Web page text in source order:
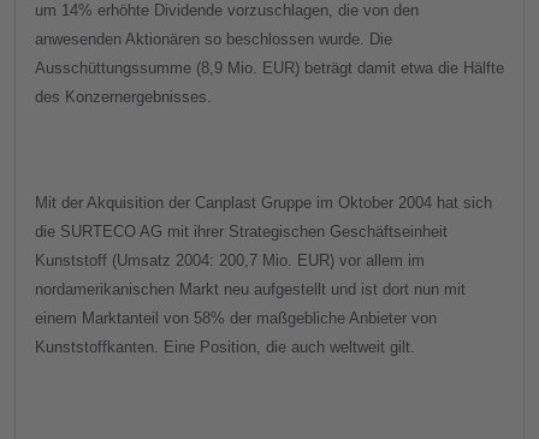
um 14% erhöhte Dividende vorzuschlagen, die von den
anwesenden Aktionären so beschlossen wurde. Die
Ausschüttungssumme (8,9 Mio. EUR) beträgt damit etwa die Hälfte
des Konzernergebnisses.
Mit der Akquisition der Canplast Gruppe im Oktober 2004 hat sich
die SURTECO AG mit ihrer Strategischen Geschäftseinheit
Kunststoff (Umsatz 2004: 200,7 Mio. EUR) vor allem im
nordamerikanischen Markt neu aufgestellt und ist dort nun mit
einem Marktanteil von 58% der maßgebliche Anbieter von
Kunststoffkanten. Eine Position, die auch weltweit gilt.